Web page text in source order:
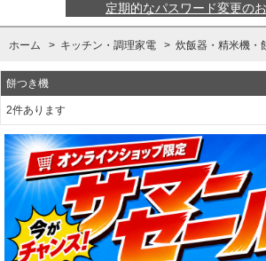
定期的なパスワード変更の
ホーム > キッチン・調理家電 > 炊飯器・精米機・
餅つき機
2件あります